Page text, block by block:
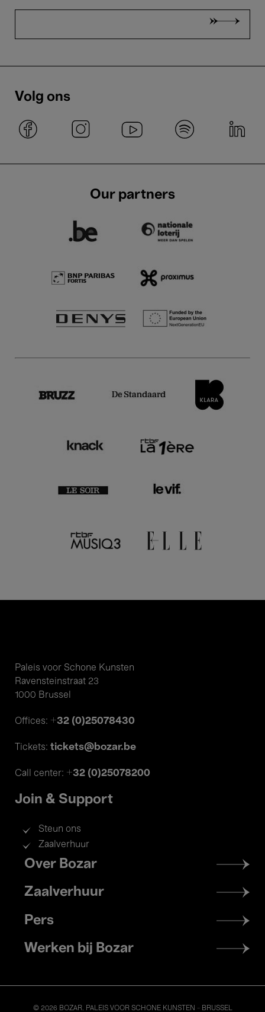
Volg ons
Our partners
Paleis voor Schone Kunsten
Ravensteinstraat 23
1000 Brussel
Offices: +32 (0)25078430
Tickets: tickets@bozar.be
Call center: +32 (0)25078200
Join & Support
Steun ons
Zaalverhuur
Footer
menu
Over Bozar
Zaalverhuur
Pers
Werken bij Bozar
© 2026 BOZAR. PALEIS VOOR SCHONE KUNSTEN - BRUSSEL